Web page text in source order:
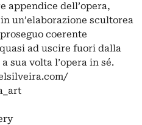
appendice dell’opera,
un’elaborazione scultorea
coerente
ad uscire fuori dalla
sua volta l’opera in sé.